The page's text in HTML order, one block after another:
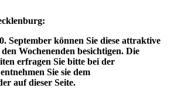
September können Sie diese attraktive
Wochenenden besichtigen. Die
erfragen Sie bitte bei der
Sie sie dem
auf dieser Seite.